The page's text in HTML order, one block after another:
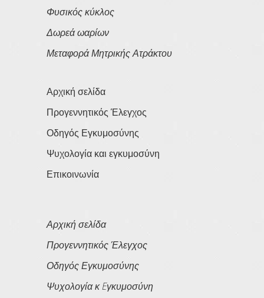
Φυσικός κύκλος
Δωρεά ωαρίων
Μεταφορά Μητρικής Ατράκτου
Αρχική σελίδα
Προγεννητικός Έλεγχος
Οδηγός Εγκυμοσύνης
Ψυχολογία και εγκυμοσύνη
Επικοινωνία
Αρχική σελίδα
Προγεννητικός Έλεγχος
Οδηγός Εγκυμοσύνης
Ψυχολογία κ Eγκυμοσύνη